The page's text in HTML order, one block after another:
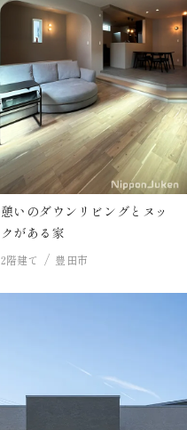
憩いのダウンリビングとヌッ
クがある家
2階建て 豊田市